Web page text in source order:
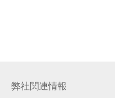
弊社関連情報